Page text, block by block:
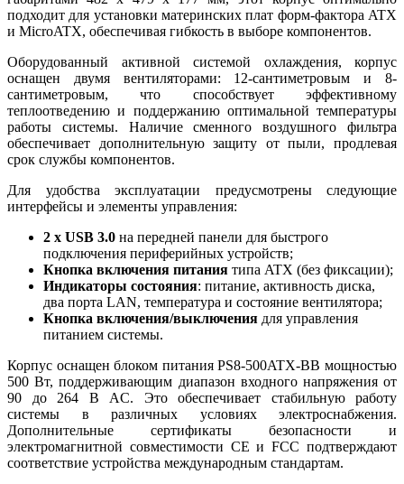
подходит для установки материнских плат форм-фактора ATX
и MicroATX, обеспечивая гибкость в выборе компонентов.
Оборудованный активной системой охлаждения, корпус
оснащен двумя вентиляторами: 12-сантиметровым и 8-
сантиметровым, что способствует эффективному
теплоотведению и поддержанию оптимальной температуры
работы системы. Наличие сменного воздушного фильтра
обеспечивает дополнительную защиту от пыли, продлевая
срок службы компонентов.
Для удобства эксплуатации предусмотрены следующие
интерфейсы и элементы управления:
2 x USB 3.0 на передней панели для быстрого
подключения периферийных устройств;
Кнопка включения питания типа ATX (без фиксации);
Индикаторы состояния: питание, активность диска,
два порта LAN, температура и состояние вентилятора;
Кнопка включения/выключения для управления
питанием системы.
Корпус оснащен блоком питания PS8-500ATX-BB мощностью
500 Вт, поддерживающим диапазон входного напряжения от
90 до 264 В AC. Это обеспечивает стабильную работу
системы в различных условиях электроснабжения.
Дополнительные сертификаты безопасности и
электромагнитной совместимости CE и FCC подтверждают
соответствие устройства международным стандартам.